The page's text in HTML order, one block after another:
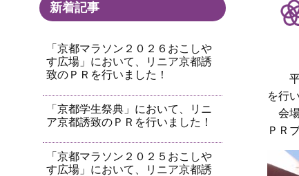
新着記事
「京都マラソン２０２６おこしや
す広場」において、リニア京都誘
致のＰＲを行いました！
「京都学生祭典」において、リニ
ア京都誘致のＰＲを行いました！
「京都マラソン２０２５おこしや
す広場」において、リニア京都誘
平
を行
会場
ＰＲ